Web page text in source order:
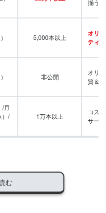
揃う
5,000本以上
オリ
ティ
非公開
オリ
質＆
/月
）/
1万本以上
コス
サー
む